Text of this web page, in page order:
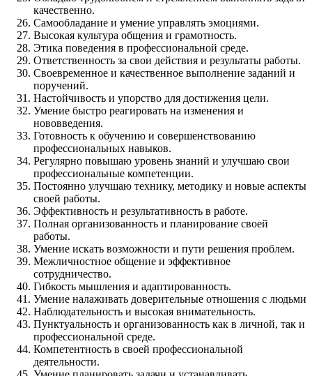
качественно.
Самообладание и умение управлять эмоциями.
Высокая культура общения и грамотность.
Этика поведения в профессиональной среде.
Ответственность за свои действия и результаты работы.
Своевременное и качественное выполнение заданий и
поручений.
Настойчивость и упорство для достижения цели.
Умение быстро реагировать на изменения и
нововведения.
Готовность к обучению и совершенствованию
профессиональных навыков.
Регулярно повышаю уровень знаний и улучшаю свои
профессиональные компетенции.
Постоянно улучшаю технику, методику и новые аспекты
своей работы.
Эффективность и результативность в работе.
Полная организованность и планирование своей
работы.
Умение искать возможности и пути решения проблем.
Межличностное общение и эффективное
сотрудничество.
Гибкость мышления и адаптированность.
Умение налаживать доверительные отношения с людьми
Наблюдательность и высокая внимательность.
Пунктуальность и организованность как в личной, так и
профессиональной среде.
Компетентность в своей профессиональной
деятельности.